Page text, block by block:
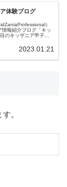
体験ブログ
）
報紹介ブログ「キッ
のキッザニア甲子園
2023.01.21
。